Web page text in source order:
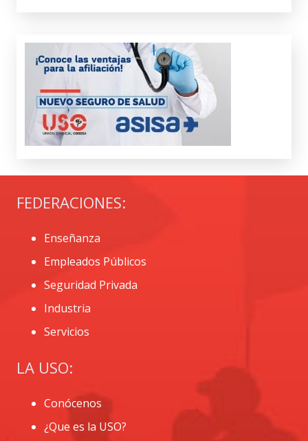
FEDERACIONES:
Enseñanza
Empleados Públicos
Seguridad Privada
Industria
Servicios
LA USO:
Conócenos
¿Que es la USO?